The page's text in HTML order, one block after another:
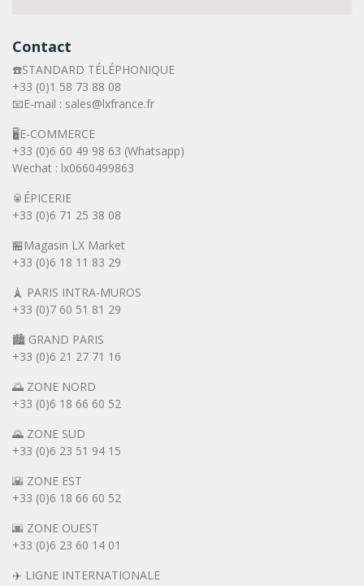
Contact
☎️STANDARD TÉLÉPHONIQUE
+33 (0)1 58 73 88 08
📧E-mail : sales@lxfrance.fr
🖥️E-COMMERCE
+33 (0)6 60 49 98 63 (Whatsapp)
Wechat : lx0660499863
🥫ÉPICERIE
+33 (0)6 71 25 38 08
🏪Magasin LX Market
+33 (0)6 18 11 83 29
🗼 PARIS INTRA-MUROS
+33 (0)7 60 51 81 29
🏙️ GRAND PARIS
+33 (0)6 21 27 71 16
🌅 ZONE NORD
+33 (0)6 18 66 60 52
🌄 ZONE SUD
+33 (0)6 23 51 94 15
🌇 ZONE EST
+33 (0)6 18 66 60 52
🌆 ZONE OUEST
+33 (0)6 23 60 14 01
✈️ LIGNE INTERNATIONALE